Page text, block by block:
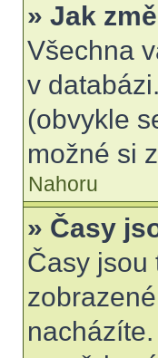
» Jak
Všechna
v
(obvykle
možné si
Nahoru
» Časy
Časy jsou